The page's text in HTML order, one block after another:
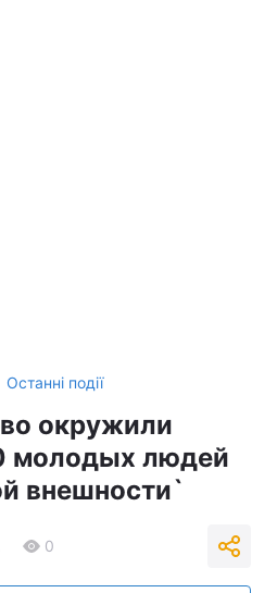
Останні події
окружили
молодых людей
внешности`
0